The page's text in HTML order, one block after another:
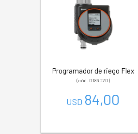
Programador de riego Flex
(cód. 0189020)
USD 84,00